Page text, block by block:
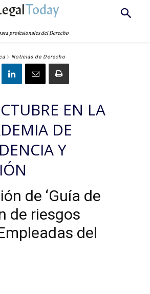
Today
profesionales del Derecho
Noticias de Derecho
EN LA
DE
Y
de ‘Guía de
de riesgos
del